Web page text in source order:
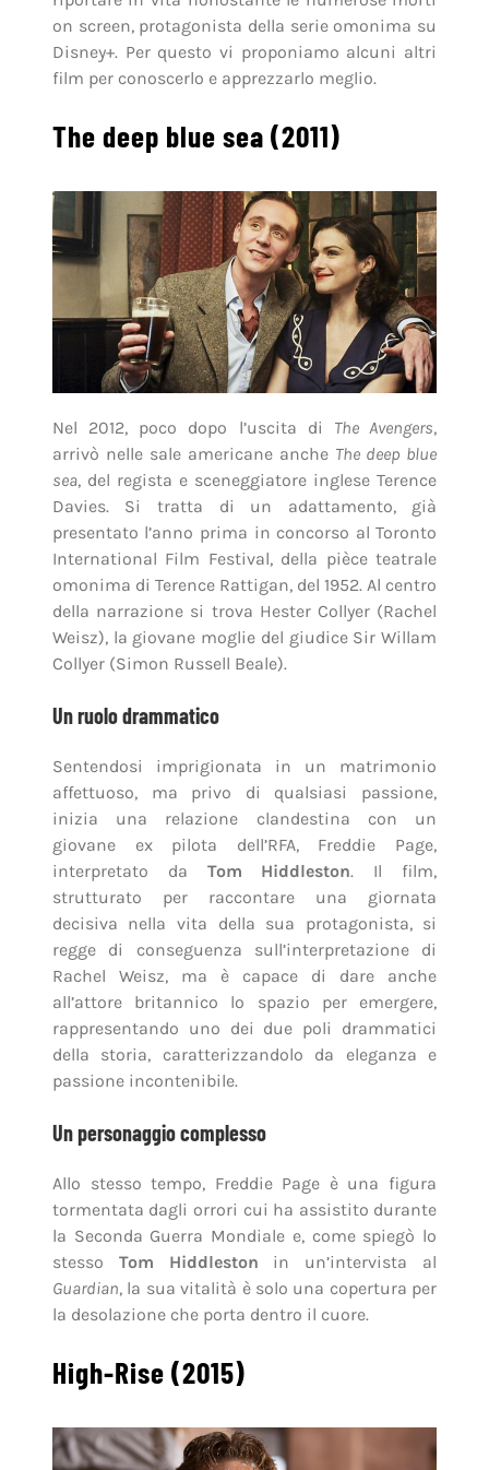
on screen, protagonista della serie omonima su
Disney+. Per questo vi proponiamo alcuni altri
film per conoscerlo e apprezzarlo meglio.
The deep blue sea (2011)
Nel 2012, poco dopo l’uscita di The Avengers,
arrivò nelle sale americane anche The deep blue
sea, del regista e sceneggiatore inglese Terence
Davies. Si tratta di un adattamento, già
presentato l’anno prima in concorso al Toronto
International Film Festival, della pièce teatrale
omonima di Terence Rattigan, del 1952. Al centro
della narrazione si trova Hester Collyer (Rachel
Weisz), la giovane moglie del giudice Sir Willam
Collyer (Simon Russell Beale).
Un ruolo drammatico
Sentendosi imprigionata in un matrimonio
affettuoso, ma privo di qualsiasi passione,
inizia una relazione clandestina con un
giovane ex pilota dell’RFA, Freddie Page,
interpretato da Tom Hiddleston. Il film,
strutturato per raccontare una giornata
decisiva nella vita della sua protagonista, si
regge di conseguenza sull’interpretazione di
Rachel Weisz, ma è capace di dare anche
all’attore britannico lo spazio per emergere,
rappresentando uno dei due poli drammatici
della storia, caratterizzandolo da eleganza e
passione incontenibile.
Un personaggio complesso
Allo stesso tempo, Freddie Page è una figura
tormentata dagli orrori cui ha assistito durante
la Seconda Guerra Mondiale e, come spiegò lo
stesso Tom Hiddleston in un’intervista al
Guardian, la sua vitalità è solo una copertura per
la desolazione che porta dentro il cuore.
High-Rise (2015)